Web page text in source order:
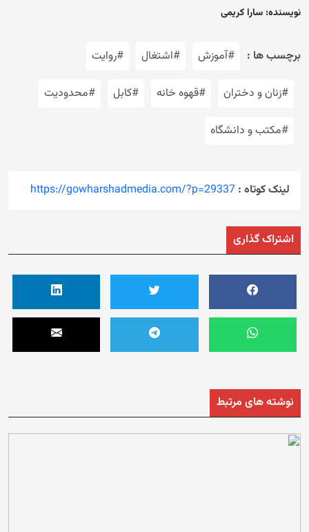
نویسنده: سارا کریمی
برچسب ها : #آموزش #اشتغال #روایت
#زنان و دختران #قهوه خانه #کابل #محدودیت
#مکتب و دانشگاه
لینک کوتاه : https://gowharshadmedia.com/?p=29337
اشتراک گذاری
نوشته های مرتبط